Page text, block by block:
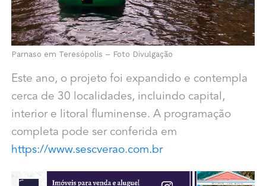
Parnaso em Teresópolis – Foto Divulgação
Este ano, o projeto foi expandido e contempla
cerca de 30 localidades, incluindo capital,
interior e litoral fluminense. A programação
completa pode ser conferida em
https://www.sescverao.com.br